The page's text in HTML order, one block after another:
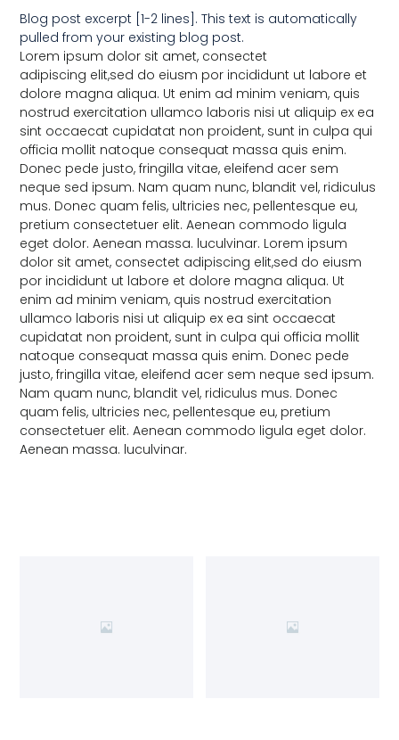
Blog post excerpt [1-2 lines]. This text is automatically
pulled from your existing blog post.
Lorem ipsum dolor sit amet, consectet
adipiscing elit,sed do eiusm por incididunt ut labore et
dolore magna aliqua. Ut enim ad minim veniam, quis
nostrud exercitation ullamco laboris nisi ut aliquip ex ea
sint occaecat cupidatat non proident, sunt in culpa qui
officia mollit natoque consequat massa quis enim.
Donec pede justo, fringilla vitae, eleifend acer sem
neque sed ipsum. Nam quam nunc, blandit vel, ridiculus
mus. Donec quam felis, ultricies nec, pellentesque eu,
pretium consectetuer elit. Aenean commodo ligula
eget dolor. Aenean massa. luculvinar. Lorem ipsum
dolor sit amet, consectet adipiscing elit,sed do eiusm
por incididunt ut labore et dolore magna aliqua. Ut
enim ad minim veniam, quis nostrud exercitation
ullamco laboris nisi ut aliquip ex ea sint occaecat
cupidatat non proident, sunt in culpa qui officia mollit
natoque consequat massa quis enim. Donec pede
justo, fringilla vitae, eleifend acer sem neque sed ipsum.
Nam quam nunc, blandit vel, ridiculus mus. Donec
quam felis, ultricies nec, pellentesque eu, pretium
consectetuer elit. Aenean commodo ligula eget dolor.
Aenean massa. luculvinar.